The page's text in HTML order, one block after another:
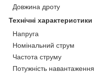
Довжина дроту
Технічні характеристики
Напруга
Номінальний струм
Частота струму
Потужність навантаження